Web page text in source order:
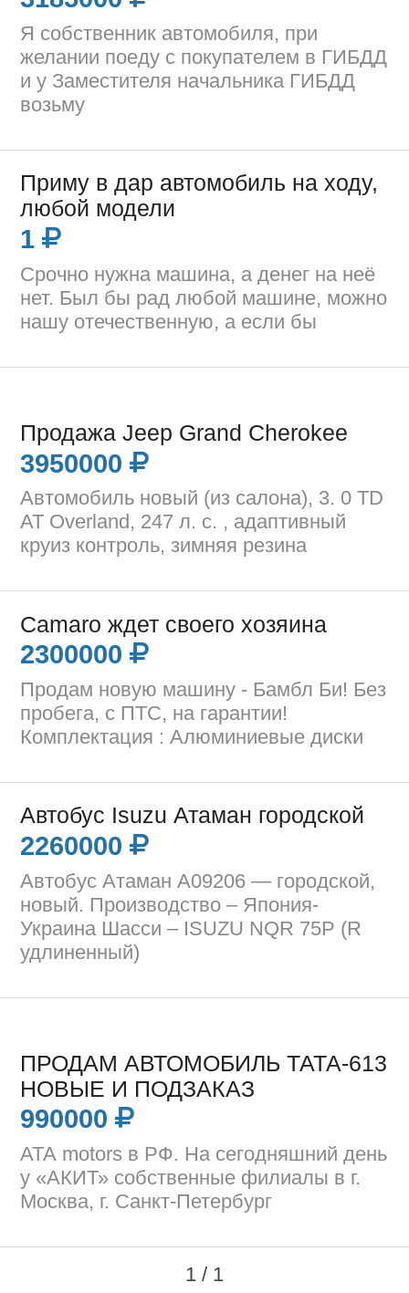
Я собственник автомобиля, при
желании поеду с покупателем в ГИБДД
и у Заместителя начальника ГИБДД
возьму
Приму в дар автомобиль на ходу,
любой модели
1
Срочно нужна машина, а денег на неё
нет. Был бы рад любой машине, можно
нашу отечественную, а если бы
Продажа Jeep Grand Cherokee
3950000
Автомобиль новый (из салона), 3. 0 TD
AT Overland, 247 л. с. , адаптивный
круиз контроль, зимняя резина
Camaro ждет своего хозяина
2300000
Продам новую машину - Бамбл Би! Без
пробега, с ПТС, на гарантии!
Комплектация : Алюминиевые диски
Автобус Isuzu Атаман городской
2260000
Автобус Атаман А09206 — городской,
новый. Производство – Япония-
Украина Шасси – ISUZU NQR 75P (R
удлиненный)
ПРОДАМ АВТОМОБИЛЬ ТАТА-613
НОВЫЕ И ПОДЗАКАЗ
990000
АТА motors в РФ. На сегодняшний день
у «АКИТ» собственные филиалы в г.
Москва, г. Санкт-Петербург
1 / 1